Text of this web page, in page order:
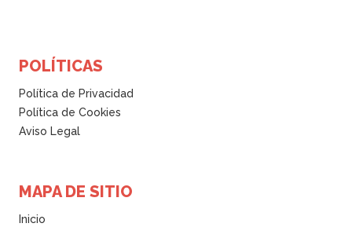
POLÍTICAS
Política de Privacidad
Política de Cookies
Aviso Legal
MAPA DE SITIO
Inicio